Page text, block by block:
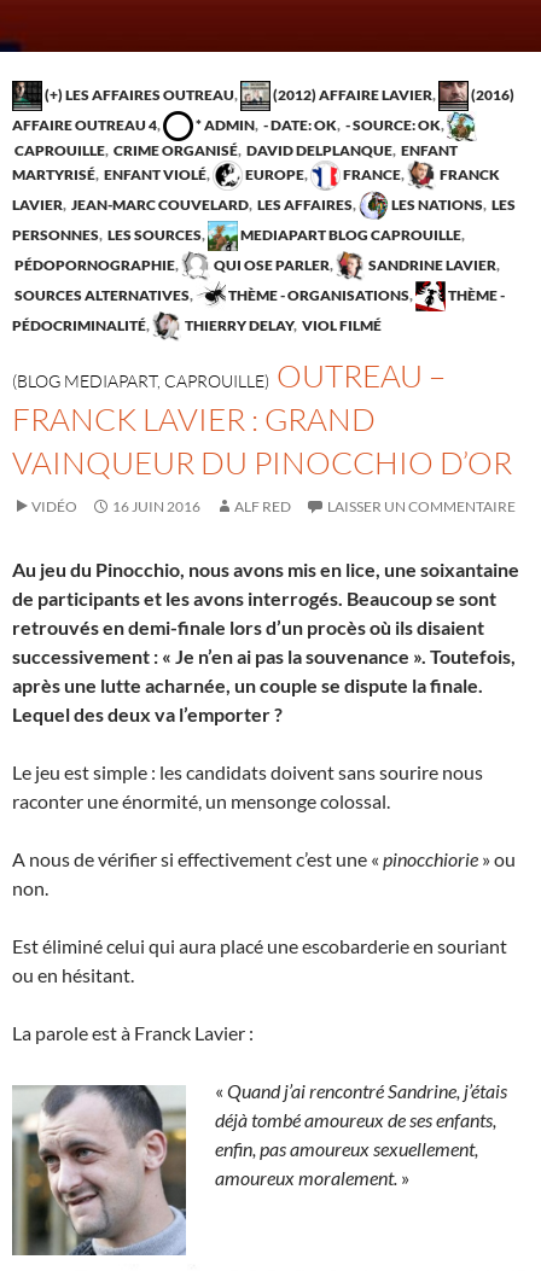
(+) LES AFFAIRES OUTREAU, (2012) AFFAIRE LAVIER,
(2016)
AFFAIRE OUTREAU 4, * ADMIN, - DATE: OK, - SOURCE: OK,
CAPROUILLE, CRIME ORGANISÉ, DAVID DELPLANQUE, ENFANT
MARTYRISÉ, ENFANT VIOLÉ, EUROPE, FRANCE,
FRANCK
LAVIER, JEAN-MARC COUVELARD, LES AFFAIRES, LES NATIONS, LES
PERSONNES, LES SOURCES, MEDIAPART BLOG CAPROUILLE,
PÉDOPORNOGRAPHIE, QUI OSE PARLER, SANDRINE LAVIER,
SOURCES ALTERNATIVES, THÈME - ORGANISATIONS,
THÈME -
PÉDOCRIMINALITÉ, THIERRY DELAY, VIOL FILMÉ
(BLOG MEDIAPART, CAPROUILLE) OUTREAU –
FRANCK LAVIER : GRAND
VAINQUEUR DU PINOCCHIO D’OR
VIDÉO 16 JUIN 2016 ALF RED LAISSER UN COMMENTAIRE
Au jeu du Pinocchio, nous avons mis en lice, une soixantaine
de participants et les avons interrogés. Beaucoup se sont
retrouvés en demi-finale lors d’un procès où ils disaient
successivement : « Je n’en ai pas la souvenance ». Toutefois,
après une lutte acharnée, un couple se dispute la finale.
Lequel des deux va l’emporter ?
Le jeu est simple : les candidats doivent sans sourire nous
raconter une énormité, un mensonge colossal.
A nous de vérifier si effectivement c’est une « pinocchiorie » ou
non.
Est éliminé celui qui aura placé une escobarderie en souriant
ou en hésitant.
La parole est à Franck Lavier :
« Quand j’ai rencontré Sandrine, j’étais
déjà tombé amoureux de ses enfants,
enfin, pas amoureux sexuellement,
amoureux moralement. »